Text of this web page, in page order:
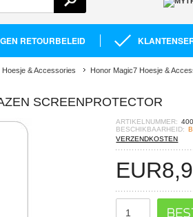
RETOURBELEID
Hoesje & Accessories Honor Magic7 Hoesje &
SCREENPROTECTOR
ARTIKELNUMMER:
BESCHIKBAARHEID:
VERZENDKOSTEN
EUR